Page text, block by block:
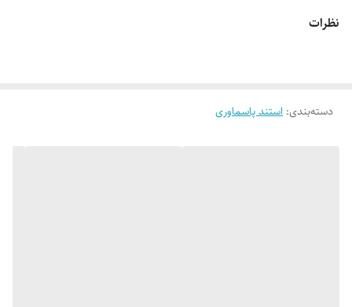
سفارش به‌منزله‌ی پذیرش این موارد و آگاهی از ویژگی‌های طبیعی چوبمشتری
نظرات
دسته‌بندی: استند پاسماوری